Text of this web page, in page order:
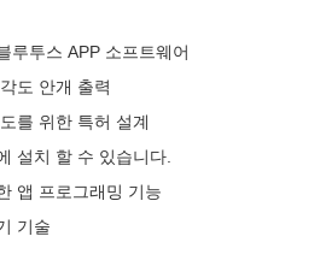
루투스 APP 소프트웨어
도 안개 출력
를 위한 특허 설계
설치 할 수 있습니다.
앱 프로그래밍 기능
기술